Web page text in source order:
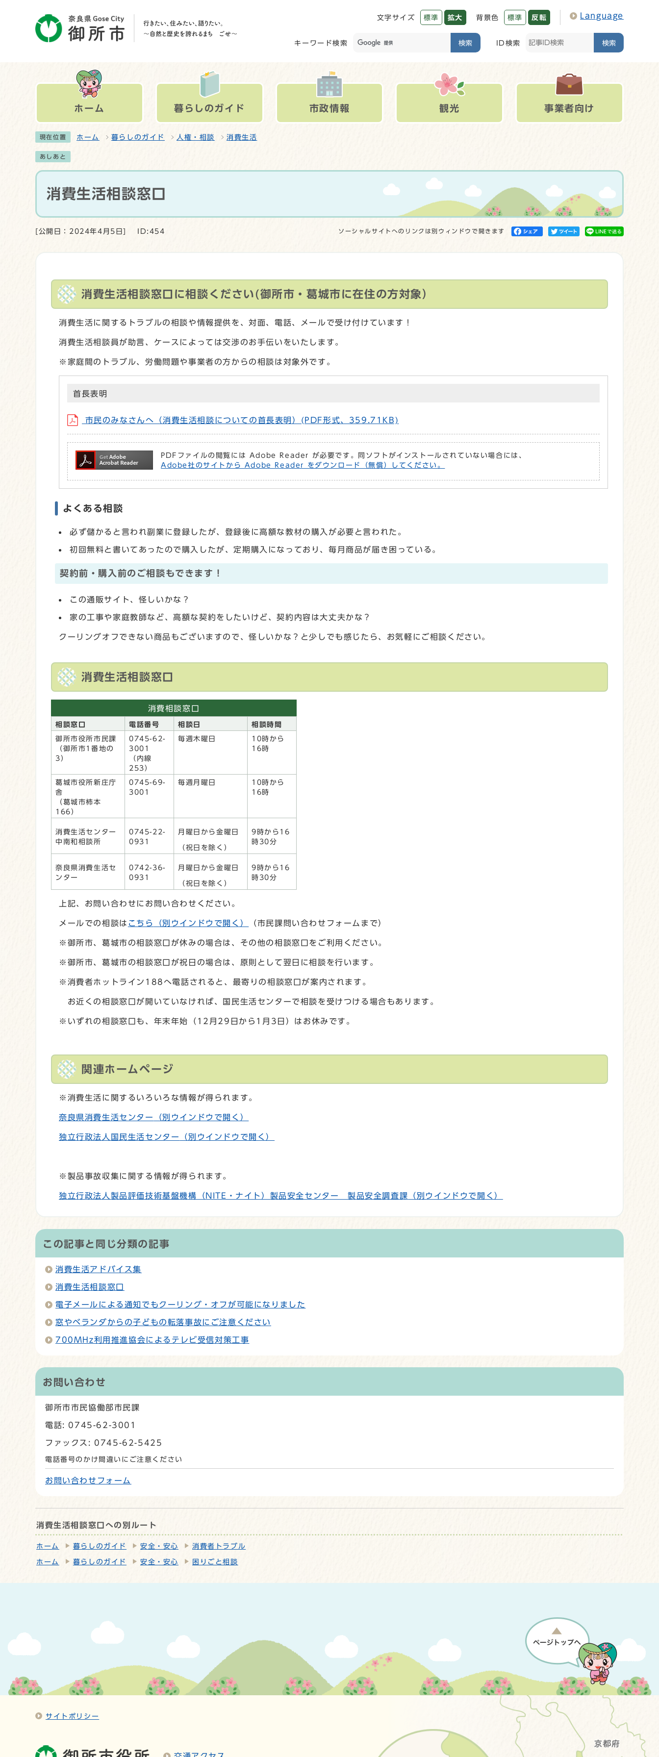
文字サイズ 標準 拡大 背景色 標準 反転 Language
キーワード検索 検索 ID検索 検索
ホーム 暮らしのガイド 市政情報 観光 事業者向け
現在位置 ホーム 暮らしのガイド 人権・相談 消費生活
あしあと
消費生活相談窓口
[公開日：2024年4月5日] ID:454 ソーシャルサイトへのリンクは別ウィンドウで開きます
消費生活相談窓口に相談ください(御所市・葛城市に在住の方対象）
消費生活に関するトラブルの相談や情報提供を、対面、電話、メールで受け付けています！
消費生活相談員が助言、ケースによっては交渉のお手伝いをいたします。
※家庭間のトラブル、労働問題や事業者の方からの相談は対象外です。
首長表明
市民のみなさんへ（消費生活相談についての首長表明）(PDF形式、359.71KB)
PDFファイルの閲覧には Adobe Reader が必要です。同ソフトがインストールされていない場合には、
Adobe社のサイトから Adobe Reader をダウンロード（無償）してください。
よくある相談
必ず儲かると言われ副業に登録したが、登録後に高額な教材の購入が必要と言われた。
初回無料と書いてあったので購入したが、定期購入になっており、毎月商品が届き困っている。
契約前・購入前のご相談もできます！
この通販サイト、怪しいかな？
家の工事や家庭教師など、高額な契約をしたいけど、契約内容は大丈夫かな？
クーリングオフできない商品もございますので、怪しいかな？と少しでも感じたら、お気軽にご相談ください。
消費生活相談窓口
消費相談窓口
相談窓口 電話番号 相談日 相談時間
御所市役所市民課
（御所市1番地の
3）
0745-62-
3001
（内線
253）
毎週木曜日
10時から
16時
葛城市役所新庄庁
舎
（葛城市柿本
166）
0745-69-
3001
毎週月曜日
10時から
16時
消費生活センター
中南和相談所
0745-22-
0931
月曜日から金曜日
（祝日を除く）
9時から16
時30分
奈良県消費生活セ
ンター
0742-36-
0931
月曜日から金曜日
（祝日を除く）
9時から16
時30分
上記、お問い合わせにお問い合わせください。
メールでの相談は こちら （別ウインドウで開く） （市民課問い合わせフォームまで）
※御所市、葛城市の相談窓口が休みの場合は、その他の相談窓口をご利用ください。
※御所市、葛城市の相談窓口が祝日の場合は、原則として翌日に相談を行います。
※消費者ホットライン188へ電話されると、最寄りの相談窓口が案内されます。
お近くの相談窓口が開いていなければ、国民生活センターで相談を受けつける場合もあります。
※いずれの相談窓口も、年末年始（12月29日から1月3日）はお休みです。
関連ホームページ
※消費生活に関するいろいろな情報が得られます。
奈良県消費生活センター （別ウインドウで開く）
独立行政法人国民生活センター （別ウインドウで開く）
※製品事故収集に関する情報が得られます。
独立行政法人製品評価技術基盤機構（NITE・ナイト）製品安全センター 製品安全調査課 （別ウインドウで開く）
この記事と同じ分類の記事
消費生活アドバイス集
消費生活相談窓口
電子メールによる通知でもクーリング・オフが可能になりました
窓やベランダからの子どもの転落事故にご注意ください
700MHz利用推進協会によるテレビ受信対策工事
お問い合わせ
御所市市民協働部市民課
電話: 0745-62-3001
ファックス: 0745-62-5425
電話番号のかけ間違いにご注意ください
お問い合わせフォーム
消費生活相談窓口への別ルート
ホーム 暮らしのガイド 安全・安心 消費者トラブル
ホーム 暮らしのガイド 安全・安心 困りごと相談
サイトポリシー